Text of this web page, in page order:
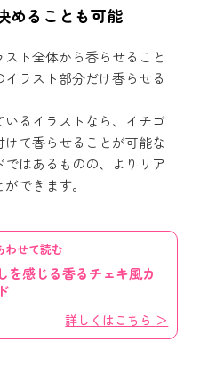
めることも可能
ト全体から香らせること
ラスト部分だけ香らせる
るイラストなら、イチゴ
て香らせることが可能な
はあるものの、よりリア
できます。
わせて読む
を感じる香るチェキ風カ
詳しくはこちら ＞